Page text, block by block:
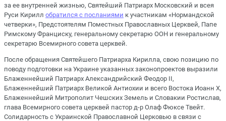
за ее внутренней жизнью, Святейший Патриарх Московский и всея
Руси Кирилл обратился с посланиями к участникам «Нормандской
четверки», Предстоятелям Поместных Православных Церквей, Папе
Римскому Франциску, генеральному секретарю ООН и генеральному
секретарю Всемирного совета церквей.
После обращения Святейшего Патриарха Кирилла, свою позицию по
поводу подготовки на Украине указанных законопроектов выразили
Блаженнейший Патриарх Александрийский Феодор II,
Блаженнейший Патриарх Великой Антиохии и всего Востока Иоанн X,
Блаженнейший Митрополит Чешских Земель и Словакии Ростислав,
глава Всемирного совета церквей пастор д-р Олаф Фюксе Твейт.
Солидарность с Украинской Православной Церковью в связи с